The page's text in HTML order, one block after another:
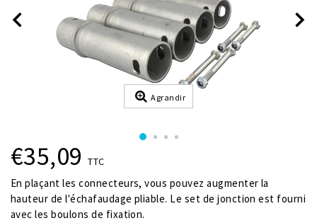
Agrandir
€35,09 TTC
En plaçant les connecteurs, vous pouvez augmenter la
hauteur de l'échafaudage pliable. Le set de jonction est fourni
avec les boulons de fixation.